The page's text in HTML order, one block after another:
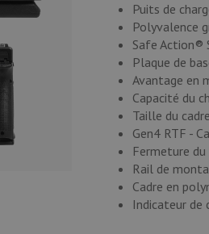
Puits de
Polyvalence
Safe Action®
Plaque de
Avantage en
Capacité du
Taille du
Gen4 RTF -
Fermeture
Rail de
Cadre en
Indicateur de